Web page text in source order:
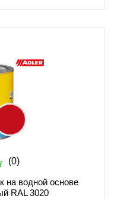
(0)
на водной основе
RAL 3020